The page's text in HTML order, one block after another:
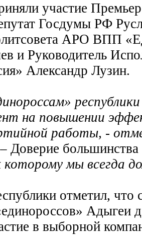
участие
Госдумы РФ
АРО ВПП
и Руководитель
Александр Лузин.
на повышении
работы, -
– Доверие
которому мы всегда
отметил, что
Адыгеи
в выборной